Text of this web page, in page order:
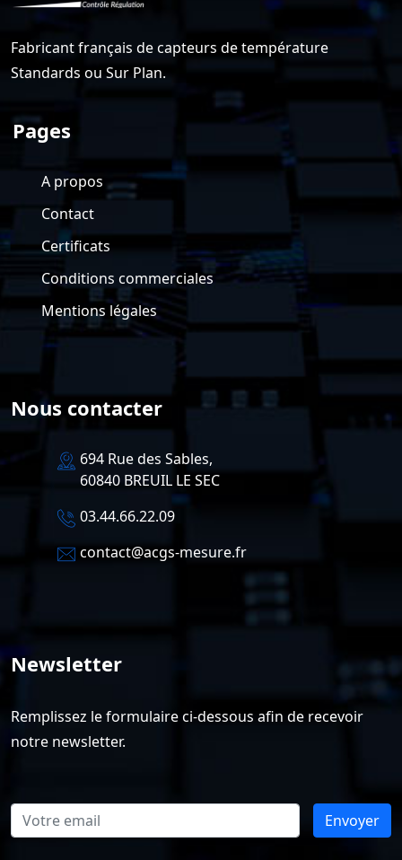
Fabricant français de capteurs de température
Standards ou Sur Plan.
Pages
A propos
Contact
Certificats
Conditions commerciales
Mentions légales
Nous contacter
694 Rue des Sables,
60840 BREUIL LE SEC
03.44.66.22.09
contact@acgs-mesure.fr
Newsletter
Remplissez le formulaire ci-dessous afin de recevoir
notre newsletter.
Envoyer